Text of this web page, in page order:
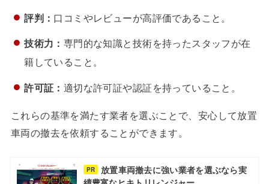
評判： 口コミやレビューが高評価であること。
技術力： 専門的な知識と技術を持ったスタッフが在
籍していること。
許可証： 適切な許可証や認証を持っていること。
これらの基準を満たす業者を選ぶことで、安心して放置
車両の撤去を依頼することができます。
PR
放置車両撤去に強い業者を選ぶなら実